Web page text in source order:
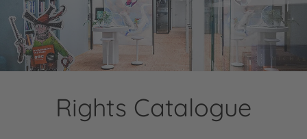
Rights Catalogue